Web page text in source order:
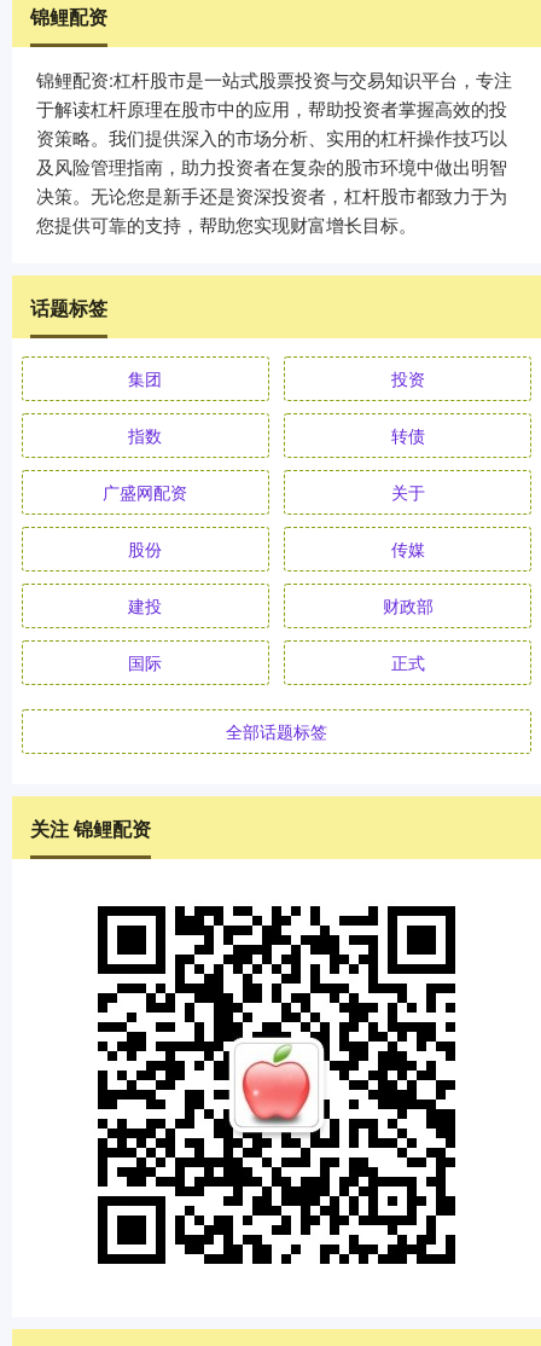
锦鲤配资
锦鲤配资:杠杆股市是一站式股票投资与交易知识平台，专注
于解读杠杆原理在股市中的应用，帮助投资者掌握高效的投
资策略。我们提供深入的市场分析、实用的杠杆操作技巧以
及风险管理指南，助力投资者在复杂的股市环境中做出明智
决策。无论您是新手还是资深投资者，杠杆股市都致力于为
您提供可靠的支持，帮助您实现财富增长目标。
话题标签
集团 投资
指数 转债
广盛网配资 关于
股份 传媒
建投 财政部
国际 正式
全部话题标签
关注 锦鲤配资